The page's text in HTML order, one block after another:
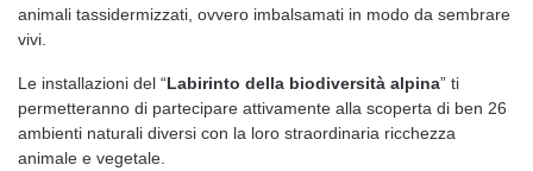
animali tassidermizzati, ovvero imbalsamati in modo da sembrare
vivi.
Le installazioni del “Labirinto della biodiversità alpina” ti
permetteranno di partecipare attivamente alla scoperta di ben 26
ambienti naturali diversi con la loro straordinaria ricchezza
animale e vegetale.